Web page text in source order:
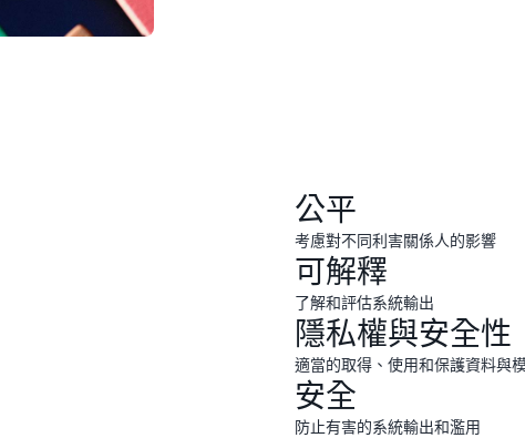
公平
考慮對不同利害關係人的影響
可解釋
了解和評估系統輸出
隱私權與安全性
適當的取得、使用和保護資料與
安全
防止有害的系統輸出和濫用